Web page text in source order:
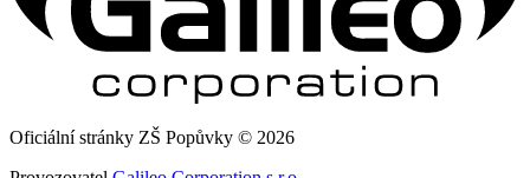
Oficiální stránky ZŠ Popůvky © 2026